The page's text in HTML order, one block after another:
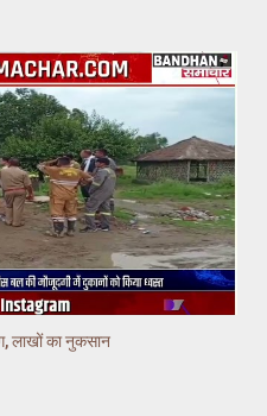
लाखों का नुकसान